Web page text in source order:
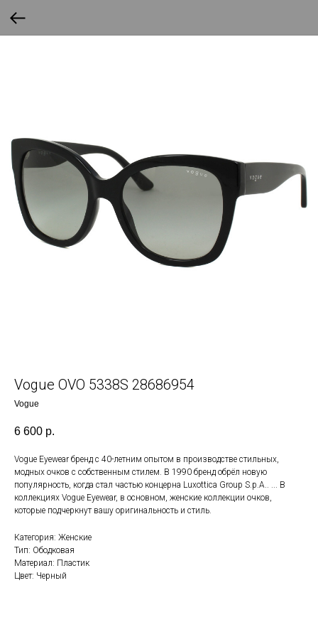
Vogue OVO 5338S 28686954
Vogue
6 600 р.
Vogue Eyewear бренд с 40-летним опытом в производстве стильных,
модных очков с собственным стилем. В 1990 бренд обрёл новую
популярность, когда стал частью концерна Luxottica Group S.p.A.. ... В
коллекциях Vogue Eyewear, в основном, женские коллекции очков,
которые подчеркнут вашу оригинальность и стиль.
Категория: Женские
Тип: Ободковая
Материал: Пластик
Цвет: Черный